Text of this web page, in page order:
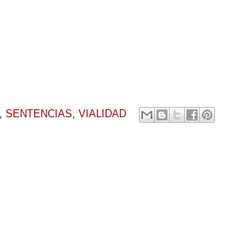
SENTENCIAS VIALIDAD